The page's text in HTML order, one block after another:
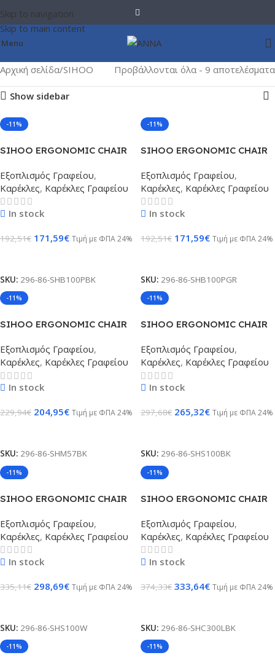
Skip to navigation
Skip to main content
Menu
Αρχική σελίδα SIHOO Προβάλλονται όλα - 9 αποτελέσματα
Show sidebar
-11%
SIHOO ERGONOMIC CHAIR
Εξοπλισμός Γραφείου,
Καρέκλες, Καρέκλες Γραφείου
In stock
192,51€ 171,59€ Τιμή με ΦΠΑ 24%
SKU: 296-86-SHB100PBK
-11%
SIHOO ERGONOMIC CHAIR
Εξοπλισμός Γραφείου,
Καρέκλες, Καρέκλες Γραφείου
In stock
192,51€ 171,59€ Τιμή με ΦΠΑ 24%
SKU: 296-86-SHB100PGR
-11%
SIHOO ERGONOMIC CHAIR
Εξοπλισμός Γραφείου,
Καρέκλες, Καρέκλες Γραφείου
In stock
229,94€ 204,95€ Τιμή με ΦΠΑ 24%
SKU: 296-86-SHM57BK
-11%
SIHOO ERGONOMIC CHAIR
Εξοπλισμός Γραφείου,
Καρέκλες, Καρέκλες Γραφείου
In stock
297,68€ 265,32€ Τιμή με ΦΠΑ 24%
SKU: 296-86-SHS100BK
-11%
SIHOO ERGONOMIC CHAIR
Εξοπλισμός Γραφείου,
Καρέκλες, Καρέκλες Γραφείου
In stock
335,11€ 298,69€ Τιμή με ΦΠΑ 24%
SKU: 296-86-SHS100W
-11%
SIHOO ERGONOMIC CHAIR
Εξοπλισμός Γραφείου,
Καρέκλες, Καρέκλες Γραφείου
In stock
374,33€ 333,64€ Τιμή με ΦΠΑ 24%
SKU: 296-86-SHC300LBK
-11% -11%